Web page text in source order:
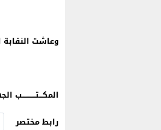
وعاشت
المكـــتـــــــــــب
رابط مختصر